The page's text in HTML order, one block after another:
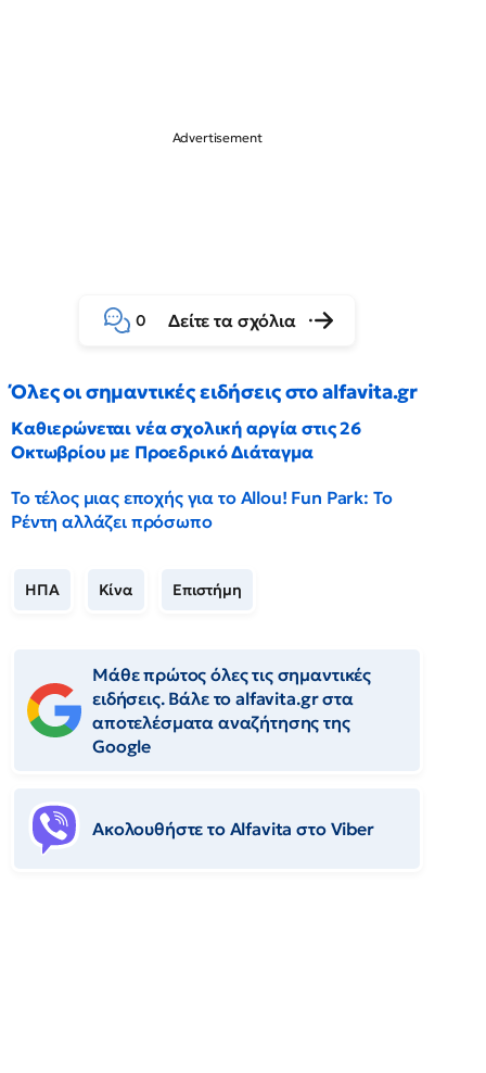
0 Δείτε τα σχόλια
Όλες οι σημαντικές ειδήσεις στο alfavita.gr
Καθιερώνεται νέα σχολική αργία στις 26
Οκτωβρίου με Προεδρικό Διάταγμα
Το τέλος μιας εποχής για το Allou! Fun Park: Το
Ρέντη αλλάζει πρόσωπο
ΗΠΑ Κίνα Επιστήμη
Μάθε πρώτος όλες τις σημαντικές
ειδήσεις. Βάλε το alfavita.gr στα
αποτελέσματα αναζήτησης της
Google
Ακολουθήστε το Αlfavita στο Viber